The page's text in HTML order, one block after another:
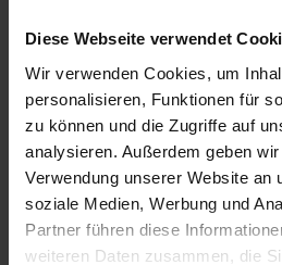
Diese Webseite verwendet
Wir verwenden Cookies, um
personalisieren, Funktionen für
zu können und die Zugriffe auf
analysieren. Außerdem geben
Verwendung unserer Website an
soziale Medien, Werbung und
Partner führen diese
weiteren Daten zusammen, die
Application error: a client-side
loading www.kurzwego.de (see